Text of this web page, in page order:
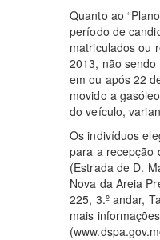
Quanto ao
período de
matriculados ou
2013, não
em ou após 22
movido a
do veículo,
Os indivíduos
para a recepção
(Estrada de D.
Nova da Areia
225, 3.º andar,
mais